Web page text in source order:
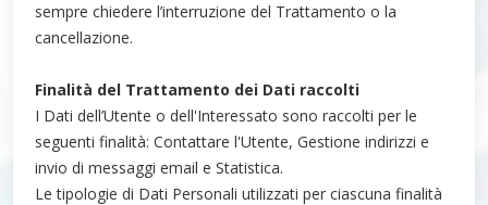
sempre chiedere l’interruzione del Trattamento o la
cancellazione.
Finalità del Trattamento dei Dati raccolti
I Dati dell’Utente o dell'Interessato sono raccolti per le
seguenti finalità: Contattare l'Utente, Gestione indirizzi e
invio di messaggi email e Statistica.
Le tipologie di Dati Personali utilizzati per ciascuna finalità